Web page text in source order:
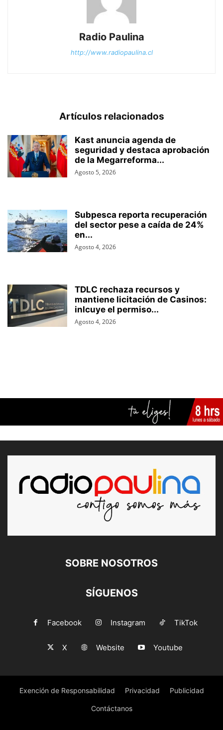
Radio Paulina
http://www.radiopaulina.cl
Artículos relacionados
Kast anuncia agenda de
seguridad y destaca aprobación
de la Megarreforma...
Agosto 5, 2026
Subpesca reporta recuperación
del sector pese a caída de 24%
en...
Agosto 4, 2026
TDLC rechaza recursos y
mantiene licitación de Casinos:
inlcuye el permiso...
Agosto 4, 2026
SOBRE NOSOTROS
SÍGUENOS
Facebook Instagram TikTok
X Website Youtube
Exención de Responsabilidad Privacidad Publicidad
Contáctanos